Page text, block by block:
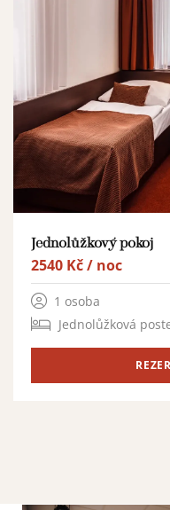
Jednolůžkový pokoj
2540 Kč / noc
1 osoba
Jednolůžková